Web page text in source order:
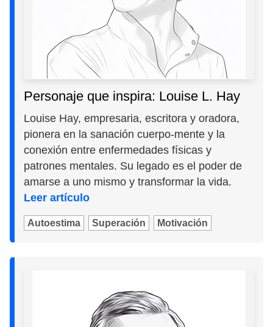
Personaje que inspira: Louise L. Hay
Louise Hay, empresaria, escritora y oradora,
pionera en la sanación cuerpo-mente y la
conexión entre enfermedades físicas y
patrones mentales. Su legado es el poder de
amarse a uno mismo y transformar la vida.
Leer artículo
Autoestima Superación Motivación